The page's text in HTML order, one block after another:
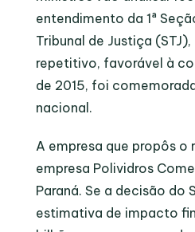
entendimento da 1ª
Tribunal de Justiça
repetitivo, favorável à
de 2015, foi
nacional.
A empresa que propôs o
empresa Polividros
Paraná. Se a decisão do
estimativa de impacto